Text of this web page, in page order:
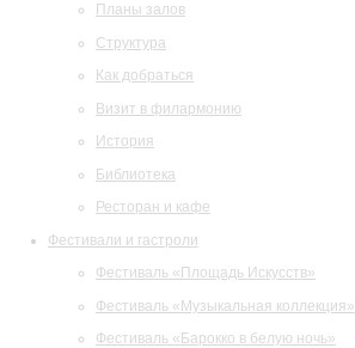
Планы залов
Структура
Как добраться
Визит в филармонию
История
Библиотека
Ресторан и кафе
Фестивали и гастроли
Фестиваль «Площадь Искусств»
Фестиваль «Музыкальная коллекция»
Фестиваль «Барокко в белую ночь»